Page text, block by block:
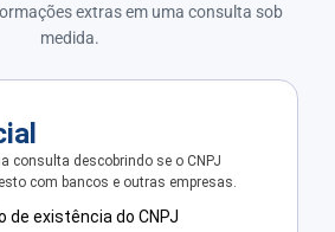
extras em uma consulta sob
medida.
consulta descobrindo se o CNPJ
com bancos e outras empresas.
de existência do CNPJ